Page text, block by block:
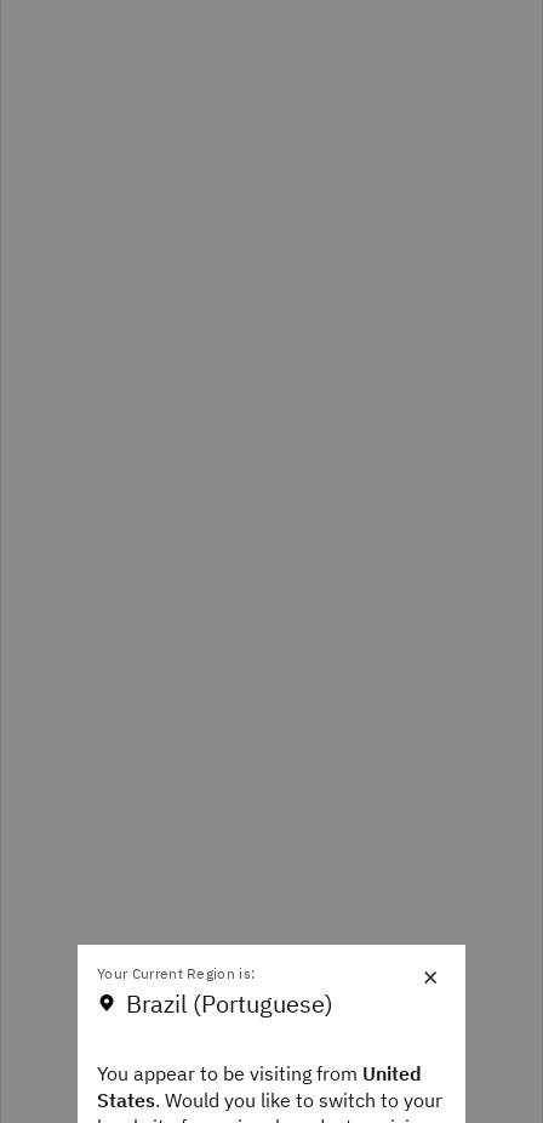
×
Your Current Region is:
Brazil (Portuguese)
You appear to be visiting from United
States. Would you like to switch to your